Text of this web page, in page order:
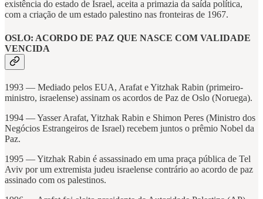
existência do estado de Israel, aceita a primazia da saída política,
com a criação de um estado palestino nas fronteiras de 1967.
OSLO: ACORDO DE PAZ QUE NASCE COM VALIDADE
VENCIDA
1993 — Mediado pelos EUA, Arafat e Yitzhak Rabin (primeiro-
ministro, israelense) assinam os acordos de Paz de Oslo (Noruega).
1994 — Yasser Arafat, Yitzhak Rabin e Shimon Peres (Ministro dos
Negócios Estrangeiros de Israel) recebem juntos o prêmio Nobel da
Paz.
1995 — Yitzhak Rabin é assassinado em uma praça pública de Tel
Aviv por um extremista judeu israelense contrário ao acordo de paz
assinado com os palestinos.